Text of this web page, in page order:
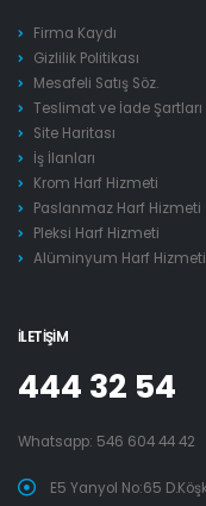
Firma Kaydı
Gizlilik Politikası
Mesafeli Satış Söz.
Teslimat ve İade Şartları
Site Haritası
İş İlanları
Krom Harf Hizmeti
Paslanmaz Harf Hizmeti
Pleksi Harf Hizmeti
Alüminyum Harf Hizmeti
İLETIŞIM
444 32 54
Whatsapp: 546 604 44 42
E5 Yanyol No:65